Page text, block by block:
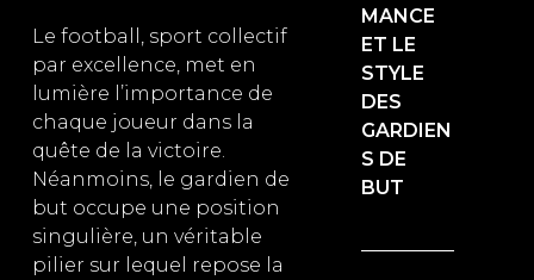
Le football, sport collectif
par excellence, met en
lumière l’importance de
chaque joueur dans la
quête de la victoire.
Néanmoins, le gardien de
but occupe une position
singulière, un véritable
pilier sur lequel repose la
MANCE
ET LE
STYLE
DES
GARDIEN
S DE
BUT